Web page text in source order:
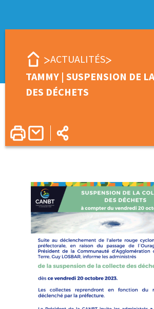
ACTUALITÉS
TAMMY | SUSPENSION DE
DES DÉCHETS